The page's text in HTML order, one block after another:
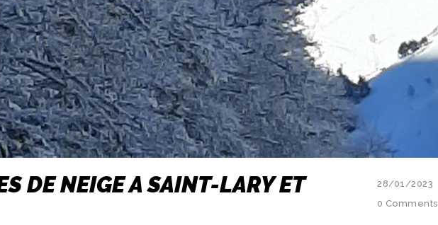
DE NEIGE A SAINT-LARY ET
28/01/2023
0 Comments